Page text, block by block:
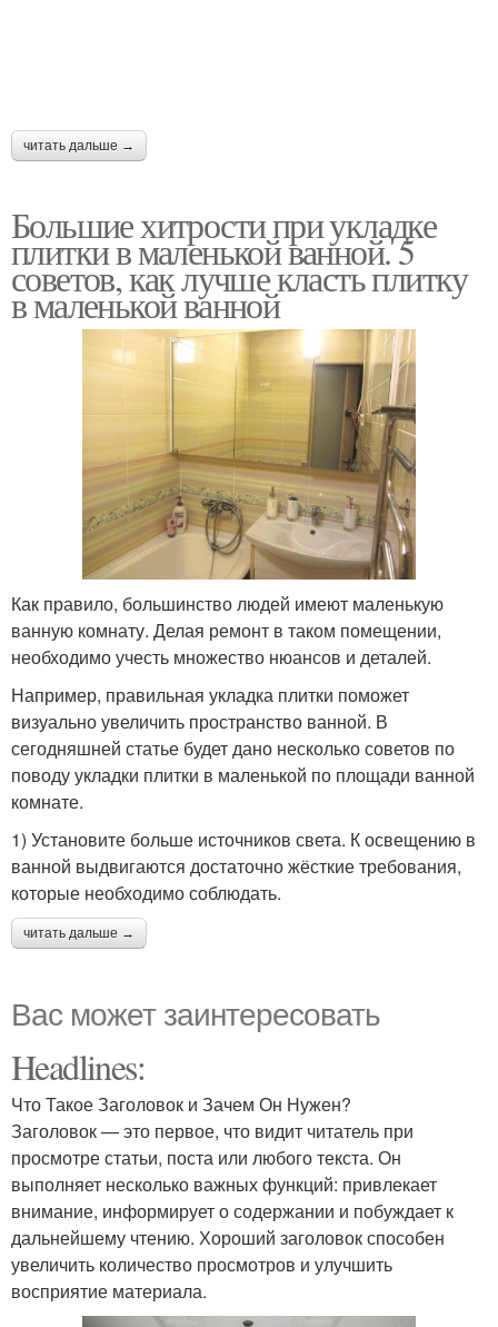
читать дальше →
Большие хитрости при укладке
плитки в маленькой ванной. 5
советов, как лучше класть плитку
в маленькой ванной
Как правило, большинство людей имеют маленькую
ванную комнату. Делая ремонт в таком помещении,
необходимо учесть множество нюансов и деталей.
Например, правильная укладка плитки поможет
визуально увеличить пространство ванной. В
сегодняшней статье будет дано несколько советов по
поводу укладки плитки в маленькой по площади ванной
комнате.
1) Установите больше источников света. К освещению в
ванной выдвигаются достаточно жёсткие требования,
которые необходимо соблюдать.
читать дальше →
Вас может заинтересовать
Headlines:
Что Такое Заголовок и Зачем Он Нужен?
Заголовок — это первое, что видит читатель при
просмотре статьи, поста или любого текста. Он
выполняет несколько важных функций: привлекает
внимание, информирует о содержании и побуждает к
дальнейшему чтению. Хороший заголовок способен
увеличить количество просмотров и улучшить
восприятие материала.